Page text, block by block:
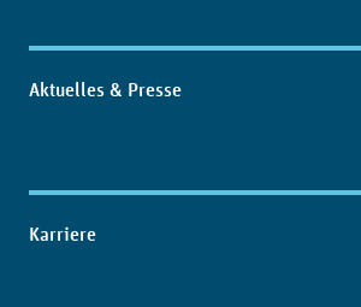
Aktuelles & Presse
Karriere